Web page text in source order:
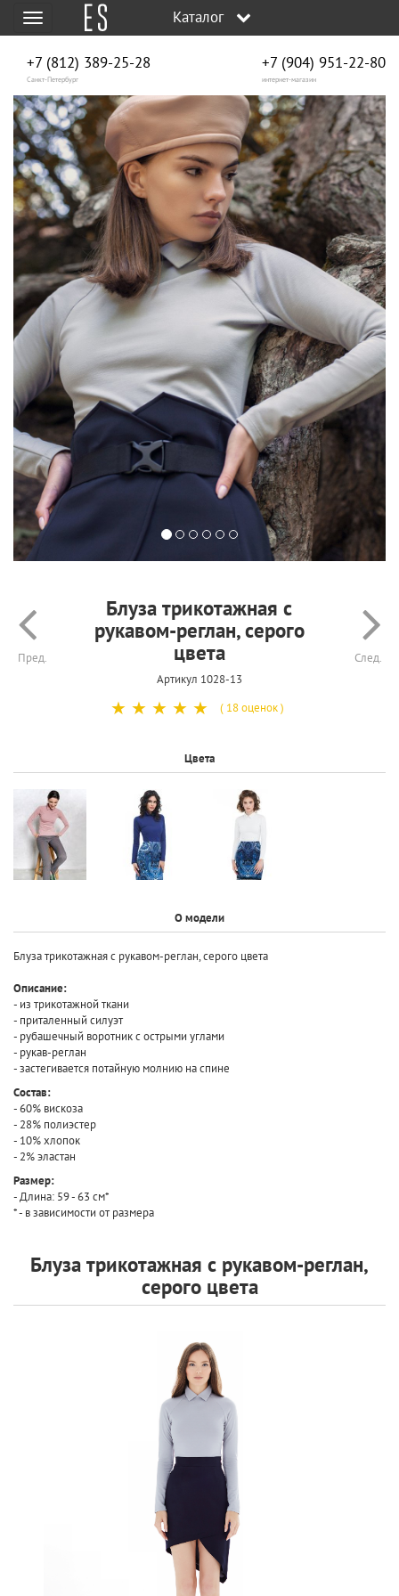
Меню Каталог
+7 (812) 389-25-28
Санкт-Петербург
+7 (904) 951‑22‑80
интернет-магазин
Пред.
Блуза трикотажная с
рукавом-реглан, серого
цвета
Артикул 1028-13
След.
☆
☆
☆
☆
☆ ( 18 оценок )
Цвета
О модели
Блуза трикотажная с рукавом-реглан, серого цвета
Описание:
- из трикотажной ткани
- приталенный силуэт
- рубашечный воротник с острыми углами
- рукав-реглан
- застегивается потайную молнию на спине
Состав:
- 60% вискоза
- 28% полиэстер
- 10% хлопок
- 2% эластан
Размер:
- Длина: 59 - 63 см*
* - в зависимости от размера
Блуза трикотажная с рукавом-реглан,
серого цвета